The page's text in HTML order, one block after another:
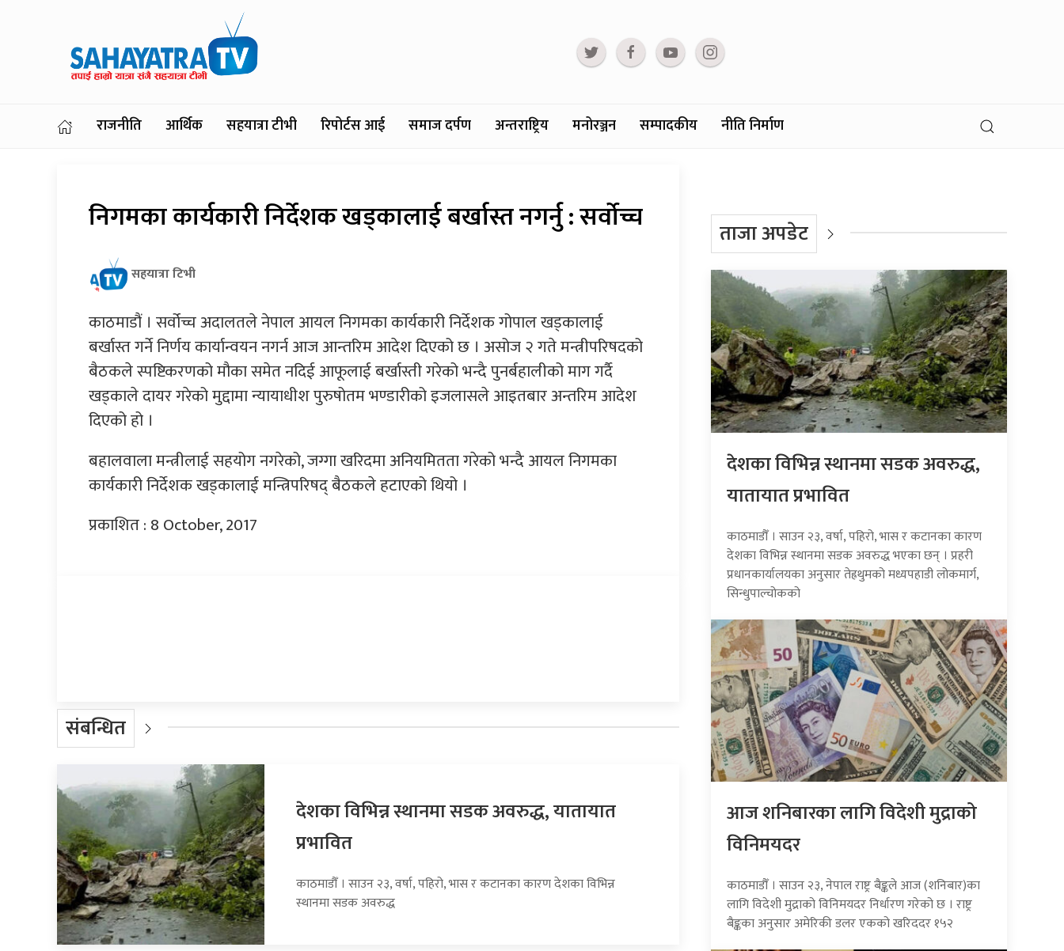
राजनीति आर्थिक सहयात्रा टीभी रिपोर्टस आई समाज दर्पण अन्तराष्ट्रिय मनोरञ्जन सम्पादकीय नीति निर्माण
निगमका कार्यकारी निर्देशक खड्कालाई बर्खास्त नगर्नु : सर्वोच्च
सहयात्रा टिभी
काठमाडौं । सर्वोच्च अदालतले नेपाल आयल निगमका कार्यकारी निर्देशक गोपाल खड्कालाई
बर्खास्त गर्ने निर्णय कार्यान्वयन नगर्न आज आन्तरिम आदेश दिएको छ । असोज २ गते मन्त्रीपरिषदको
बैठकले स्पष्टिकरणको मौका समेत नदिई आफूलाई बर्खास्ती गरेको भन्दै पुनर्बहालीको माग गर्दै
खड्काले दायर गरेको मुद्दामा न्यायाधीश पुरुषोतम भण्डारीको इजलासले आइतबार अन्तरिम आदेश
दिएको हो ।
बहालवाला मन्त्रीलाई सहयोग नगरेको, जग्गा खरिदमा अनियमितता गरेको भन्दै आयल निगमका
कार्यकारी निर्देशक खड्कालाई मन्त्रिपरिषद् बैठकले हटाएको थियो ।
प्रकाशित : 8 October, 2017
संबन्धित
देशका विभिन्न स्थानमा सडक अवरुद्ध, यातायात
प्रभावित
काठमाडौँ । साउन २३, वर्षा, पहिरो, भास र कटानका कारण देशका विभिन्न
स्थानमा सडक अवरुद्ध
ताजा अपडेट
देशका विभिन्न स्थानमा सडक अवरुद्ध,
यातायात प्रभावित
काठमाडौँ । साउन २३, वर्षा, पहिरो, भास र कटानका कारण
देशका विभिन्न स्थानमा सडक अवरुद्ध भएका छन् । प्रहरी
प्रधानकार्यालयका अनुसार तेह्रथुमको मध्यपहाडी लोकमार्ग,
सिन्धुपाल्चोकको
आज शनिबारका लागि विदेशी मुद्राको
विनिमयदर
काठमाडौँ । साउन २३, नेपाल राष्ट्र बैङ्कले आज (शनिबार)का
लागि विदेशी मुद्राको विनिमयदर निर्धारण गरेको छ । राष्ट्र
बैङ्कका अनुसार अमेरिकी डलर एकको खरिददर १५२